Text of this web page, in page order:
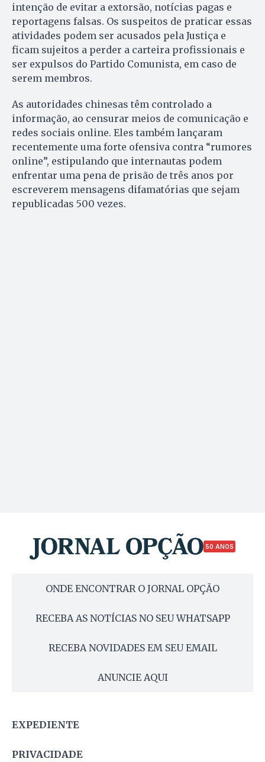
intenção de evitar a extorsão, notícias pagas e
reportagens falsas. Os suspeitos de praticar essas
atividades podem ser acusados pela Justiça e
ficam sujeitos a perder a carteira profissionais e
ser expulsos do Partido Comunista, em caso de
serem membros.
As autoridades chinesas têm controlado a
informação, ao censurar meios de comunicação e
redes sociais online. Eles também lançaram
recentemente uma forte ofensiva contra “rumores
online”, estipulando que internautas podem
enfrentar uma pena de prisão de três anos por
escreverem mensagens difamatórias que sejam
republicadas 500 vezes.
50 ANOS
ONDE ENCONTRAR O JORNAL OPÇÃO
RECEBA AS NOTÍCIAS NO SEU WHATSAPP
RECEBA NOVIDADES EM SEU EMAIL
ANUNCIE AQUI
EXPEDIENTE
PRIVACIDADE